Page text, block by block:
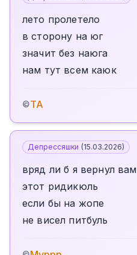
лето пролетело
в сторону на юг
значит без наюга
нам тут всем каюк
©TA
Депрессяшки (15.03.2026)
вряд ли б я вернул вам
этот ридикюль
если бы на жопе
не висел питбуль